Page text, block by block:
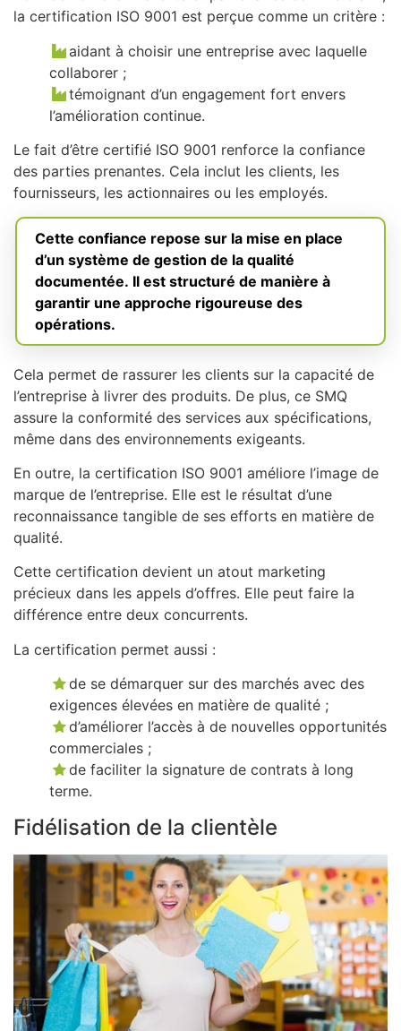
la certification ISO 9001 est perçue comme un critère :
aidant à choisir une entreprise avec laquelle
collaborer ;
témoignant d’un engagement fort envers
l’amélioration continue.
Le fait d’être certifié ISO 9001 renforce la confiance
des parties prenantes. Cela inclut les clients, les
fournisseurs, les actionnaires ou les employés.
Cette confiance repose sur la mise en place
d’un système de gestion de la qualité
documentée. Il est structuré de manière à
garantir une approche rigoureuse des
opérations.
Cela permet de rassurer les clients sur la capacité de
l’entreprise à livrer des produits. De plus, ce SMQ
assure la conformité des services aux spécifications,
même dans des environnements exigeants.
En outre, la certification ISO 9001 améliore l’image de
marque de l’entreprise. Elle est le résultat d’une
reconnaissance tangible de ses efforts en matière de
qualité.
Cette certification devient un atout marketing
précieux dans les appels d’offres. Elle peut faire la
différence entre deux concurrents.
La certification permet aussi :
de se démarquer sur des marchés avec des
exigences élevées en matière de qualité ;
d’améliorer l’accès à de nouvelles opportunités
commerciales ;
de faciliter la signature de contrats à long
terme.
Fidélisation de la clientèle